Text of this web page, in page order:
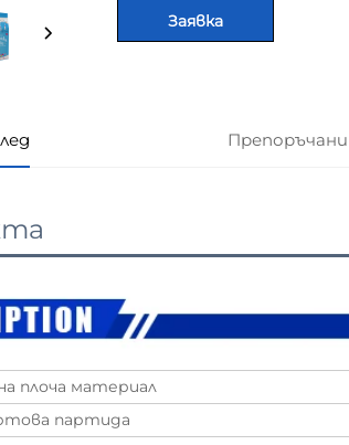
Заявка
плоча материал
партида